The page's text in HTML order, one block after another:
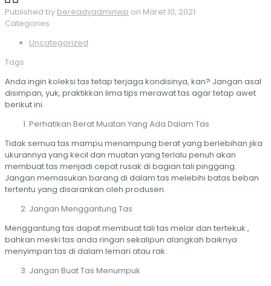
Published by bereadyadminwp on Maret 10, 2021
Categories
Uncategorized
Tags
Anda ingin koleksi tas tetap terjaga kondisinya, kan? Jangan asal
disimpan, yuk, praktikkan lima tips merawat tas agar tetap awet
berikut ini.
Perhatikan Berat Muatan Yang Ada Dalam Tas
Tidak semua tas mampu menampung berat yang berlebihan jika
ukurannya yang kecil dan muatan yang terlalu penuh akan
membuat tas menjadi cepat rusak di bagian tali pinggang.
Jangan memasukan barang di dalam tas melebihi batas beban
tertentu yang disarankan oleh produsen.
Jangan Menggantung Tas
Menggantung tas dapat membuat tali tas melar dan tertekuk ,
bahkan meski tas anda ringan sekalipun alangkah baiknya
menyimpan tas di dalam lemari atau rak.
Jangan Buat Tas Menumpuk